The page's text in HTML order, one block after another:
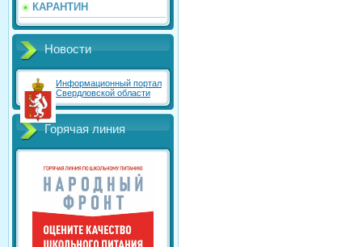
КАРАНТИН
Новости
Информационный портал
Свердловской области
Горячая линия